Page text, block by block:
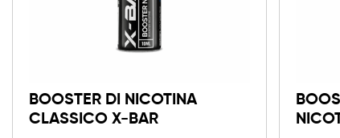
BOOSTER DI NICOTINA
CLASSICO X-BAR
Booster
di
X-
Bar